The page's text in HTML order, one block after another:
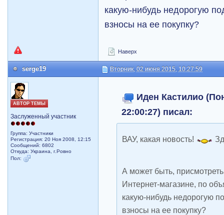
какую-нибудь недорогую
взносы на ее покупку?
Наверх
serge19 Вторник, 02 июня 2015, 10:27:59
АВТОР ТЕМЫ
Заслуженный участник
Группа: Участники
Регистрация: 20 Ноя 2008, 12:15
Сообщений: 6802
Откуда: Украина, г.Ровно
Пол:
Иден Кастилио
22:00:27) писал:
ВАУ, какая новость!
А может быть,
Интернет-магазине, по
какую-нибудь недорогую
взносы на ее покупку?